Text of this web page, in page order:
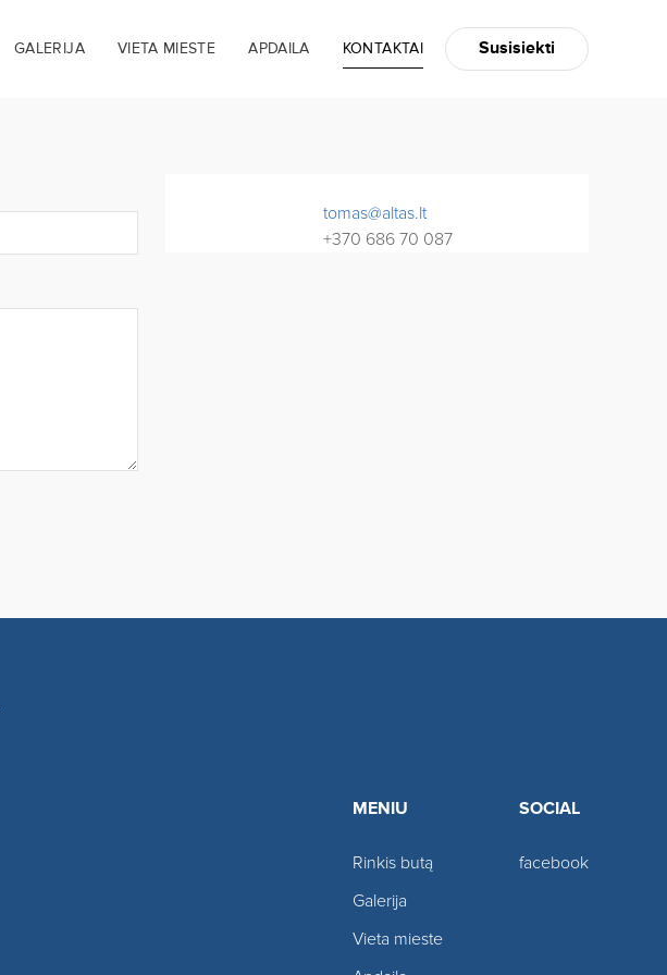
GALERIJA VIETA MIESTE APDAILA KONTAKTAI Susisiekti
tomas@altas.lt
+370 686 70 087
MENIU
Rinkis butą
Galerija
Vieta mieste
SOCIAL
facebook